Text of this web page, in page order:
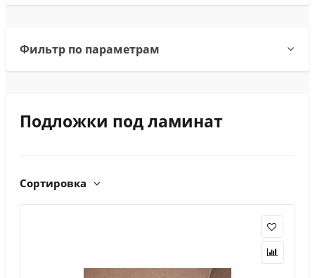
Фильтр по параметрам
Подложки под ламинат
Сортировка